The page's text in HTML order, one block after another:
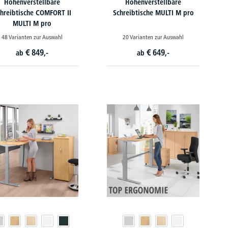
Höhenverstellbare
COMFORT II
MULTI M pro
48 Varianten zur Auswahl
ab € 849,-
Höhenverstellbare
Schreibtische MULTI M pro
20 Varianten zur Auswahl
ab € 649,-